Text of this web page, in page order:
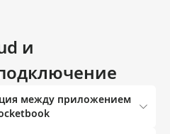
и
между приложением